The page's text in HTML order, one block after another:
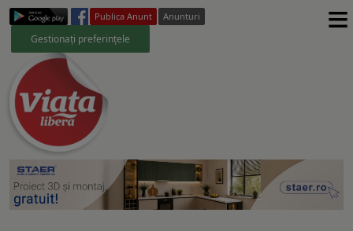
Publica Anunt Anunturi
Gestionați preferințele ≡